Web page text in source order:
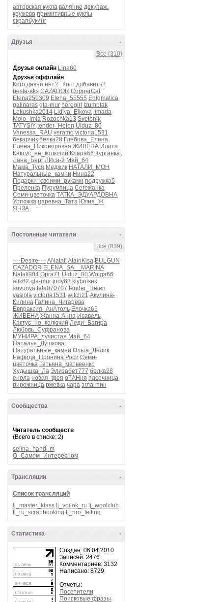
авторская кукла валяние декупаж.
кружево примитивные куклы
скрапбукинг
-
Друзья
Все (310)
Друзья онлайн Lina60
Друзья оффлайн
Кого давно нет?
Кого добавить?
besta-aks CAZADOR CopperCat
Elena250309 Elena_55555 Enigmatica
galinaras gla-mur heregirl
Izumblak
Lekushka2014 Lidiya_Ejkova limada
Moio_imia Rozochka13 Svetonik
TATYSIY tender_Helen Ulduz_80
Vanessa_RAU veramo victoria1531
бекарчик белка28 Глебова_Елена
Елена_Никоноровна ЖИВЕНА Илита
Кактус_не_колючий Клара66 Курганка
Лана_Берг ЛИса-2 Май_64
Мама_Туся Меджик НАТАЛИ_МОН
Натуральные_камни Нина22
Подарки_своими_руками подружка5
Преленка Пурумпица Сегежанка
Семи-цветочка ТАТКА_ЭДУАРДОВНА
Устюжка царевна_Тата Юлия_Ж
ЯНЗА
-
Постоянные читатели
Все (839)
----Desire----ANatali AlainKisa BULGUN
CAZADOR ELENA_SA__MARINA
Natali904 Opra71 Ulduz_80 Wolga66
alik62 gla-mur judy63 klybotsek
sovunya tata070707 tender_Helen
vasiola victoria1531 witch21 Акулина-
Килина Галина_Чигарева
Евпраксия_АнАтоль Елочка65
ЖИВЕНА Жанна-Анна Исавель
Кактус_не_колючий Леди_Багира
Любовь_Суфранова
МУНИРА_лучистая Май_64
Наталья_Душкова
Натуральные_камни Ольга_Лёлик
Рафида_Пронина Роси Семи-
цветочка Татьяна_матвеенко
Худышка_Ла Элизабет777 белка28
енола новая_фея оТАНня пасечница
пирожница ржевка чара эглантин
-
Сообщества
Читатель сообществ
(Всего в списке: 2)
selina_hand_m
О_Самом_Интересном
-
Трансляции
Список трансляций
lj_master_klass lj_voilok_ru lj_woolclub
lj_ru_scrapbooking lj_pro_felting
-
Статистика
Создан: 06.04.2010
Записей: 2476
Комментариев: 3132
Написано: 8729
Отчеты:
Посетители
Поисковые фразы